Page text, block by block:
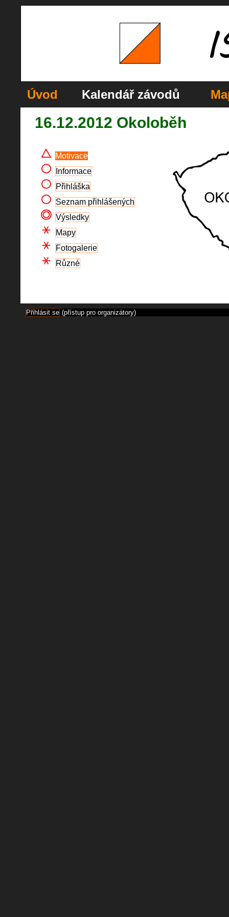
Úvod Kalendář závodů
16.12.2012 Okoloběh
Motivace
Informace
Přihláška
Seznam přihlášených
Výsledky
Mapy
Fotogalerie
Různé
Přihlásit se (přístup pro organizátory)